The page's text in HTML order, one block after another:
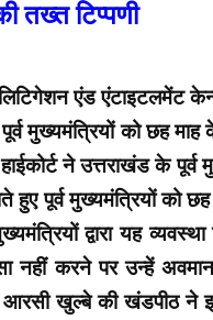
तख्त टिप्पणी
एंड एंटाइटलमेंट
मुख्यमंत्रियों को छह
ने उत्तराखंड के
पूर्व मुख्यमंत्रियों को छह
द्वारा यह
नहीं करने पर उन्हें
आरसी खुल्बे की खंडपीठ ने